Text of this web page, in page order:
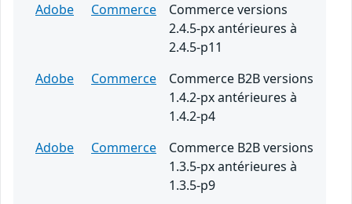
Adobe
Commerce
Commerce versions
2.4.5-px antérieures à
2.4.5-p11
Adobe
Commerce
Commerce B2B versions
1.4.2-px antérieures à
1.4.2-p4
Adobe
Commerce
Commerce B2B versions
1.3.5-px antérieures à
1.3.5-p9